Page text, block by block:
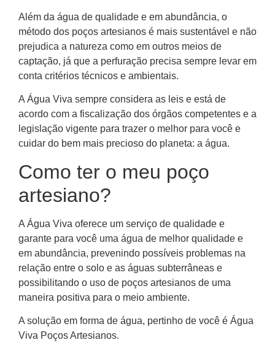
Além da água de qualidade e em abundância, o
método dos poços artesianos é mais sustentável e não
prejudica a natureza como em outros meios de
captação, já que a perfuração precisa sempre levar em
conta critérios técnicos e ambientais.
A Água Viva sempre considera as leis e está de
acordo com a fiscalização dos órgãos competentes e a
legislação vigente para trazer o melhor para você e
cuidar do bem mais precioso do planeta: a água.
Como ter o meu poço
artesiano?
A Água Viva oferece um serviço de qualidade e
garante para você uma água de melhor qualidade e
em abundância, prevenindo possíveis problemas na
relação entre o solo e as águas subterrâneas e
possibilitando o uso de poços artesianos de uma
maneira positiva para o meio ambiente.
A solução em forma de água, pertinho de você é Água
Viva Poços Artesianos.